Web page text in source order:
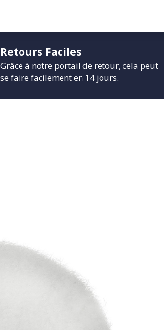
Retours Faciles
Grâce à notre portail de retour, cela peut
se faire facilement en 14 jours.